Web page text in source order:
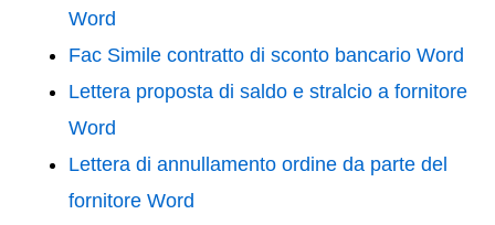
Word
Fac Simile contratto di sconto bancario Word
Lettera proposta di saldo e stralcio a fornitore
Word
Lettera di annullamento ordine da parte del
fornitore Word